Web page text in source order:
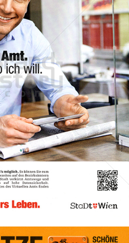
STADT WIEN PID 2016
Bild-ID: 72239